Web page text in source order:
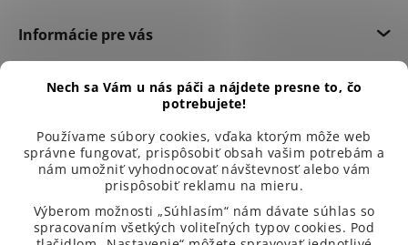
Nech sa Vám u nás páči a nájdete presne to, čo
potrebujete!
Používame súbory cookies, vďaka ktorým môže web
správne fungovať, prispôsobiť obsah vašim potrebám a
nám umožniť vyhodnocovať návštevnosť alebo vám
prispôsobiť reklamu na mieru.
Výberom možnosti „Súhlasím“ nám dávate súhlas so
spracovaním všetkých voliteľných typov cookies. Pod
Informácie pre vás
Dôležité informácie